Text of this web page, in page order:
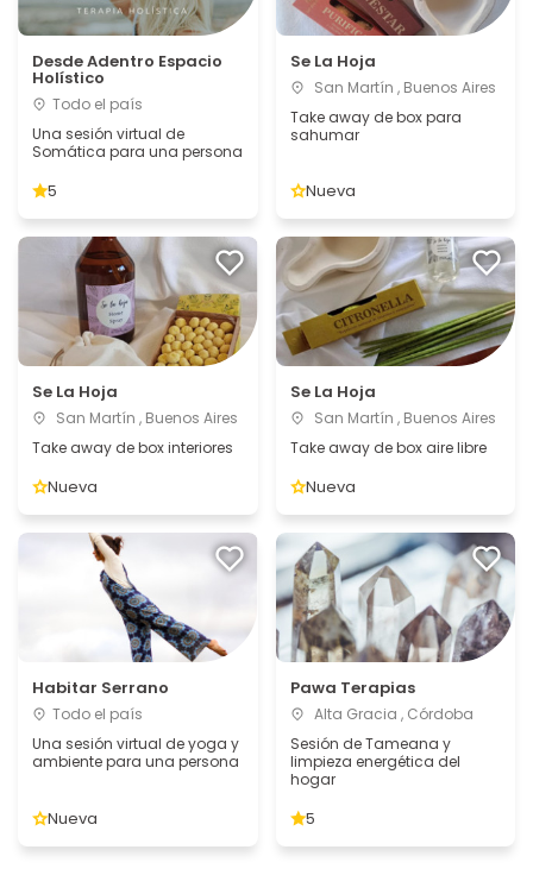
Desde Adentro Espacio
Holístico
Todo el país
Una sesión virtual de
Somática para una persona
5
Se La Hoja
San Martín , Buenos Aires
Take away de box para
sahumar
Nueva
Se La Hoja
San Martín , Buenos Aires
Take away de box interiores
Nueva
Se La Hoja
San Martín , Buenos Aires
Take away de box aire libre
Nueva
Habitar Serrano
Todo el país
Una sesión virtual de yoga y
ambiente para una persona
Nueva
Pawa Terapias
Alta Gracia , Córdoba
Sesión de Tameana y
limpieza energética del
hogar
5